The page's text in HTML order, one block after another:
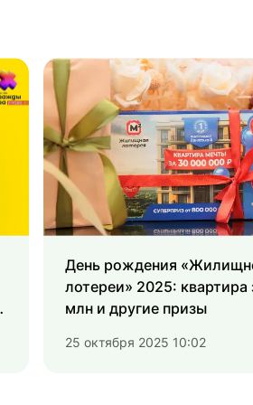
День рождения
лотереи» 2025: квартира
млн и другие призы
25 октября 2025 10:02